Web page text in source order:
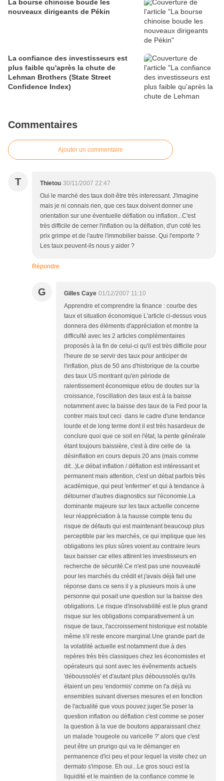
La bourse chinoise boude les
nouveaux dirigeants de Pékin
La confiance des investisseurs est
plus faible qu'après la chute de
Lehman Brothers (State Street
Confidence Index)
Commentaires
Ajouter un commentaire
T Thietou 30/11/2007 22:47
Oui le marché des taux doit-être très interessant. J'imagine
mais je ni connais rien, que ces taux doivent donner une
orientation sur une éventuelle déflation ou inflation...C'est
très difficile de cerner l'inflation ou la déflation, d'un coté les
prix grimpe et de l'autre l'immobilier baisse. Qui l'emporte ?
Les taux peuvent-ils nous y aider ?
Répondre
G Gilles Caye 01/12/2007 11:10
Apprendre et comprendre la finance : courbe des
taux et situation économique L'article ci-dessus vous
donnera des éléments d'appréciation et montre la
difficulté avec les 2 articles complémentaires
proposés à la fin de celui-ci qu'il est très difficile pour
l'heure de se servir des taux pour anticiper de
l'inflation, plus de 50 ans d'historique de la courbe
des taux US montrant qu'en période de
ralentissement économique et/ou de doutes sur la
croissance, l'oscillation des taux est à la baisse
notamment avec la baisse des taux de la Fed pour la
contrer mais tout ceci dans le cadre d'une tendance
lourde et de long terme dont il est très hasardeux de
conclure quoi que ce soit en l'état, la pente générale
étant toujours baissière, c'est à dire celle de la
désinflation en cours depuis 20 ans (mais comme
dit...)Le débat inflation / déflation est intéressant et
permanent mais attention, c'est un débat parfois très
académique, qui peut 'enfermer' et qui à tendance à
détourner d'autres diagnostics sur l'économie.La
dominante majeure sur les taux actuelle concerne
leur réappréciation à la hausse compte tenu du
risque de défauts qui est maintenant beaucoup plus
perceptible par les marchés, ce qui implique que les
obligations les plus sûres voient au contraire leurs
taux baisser car elles attirent les investisseurs en
recherche de sécurité.Ce n'est pas une nouveauté
pour les marchés du crédit et j'avais déjà fait une
réponse dans ce sens il y a plusieurs mois à une
personne qui posait une question sur la baisse des
obligations. Le risque d'insolvabilité est le plus grand
risque sur les obligations comparativement à un
risque de taux, l'accroissement historique est notable
même s'il reste encore marginal.Une grande part de
la volatilité actuelle est notamment due à des
repères très très classiques chez les économistes et
opérateurs qui sont avec les évênements actuels
'déboussolés' et d'autant plus déboussolés qu'ils
étaient un peu 'endormis' comme on l'a déjà vu
ensembles suivant diverses mesures et en fonction
de l'actualité que vous pouvez juger.Se poser la
question inflation ou déflation c'est comme se poser
la question à la vue de boutons apparaissant chez
un malade 'rougeole ou varicelle ?' alors que c'est
peut être un prurigo qui va le démanger en
permanence d'ici peu et pour lequel la visite chez un
dermato s'impose. Eh oui...Le gros souci est la
liquidité et le maintien de la confiance comme le